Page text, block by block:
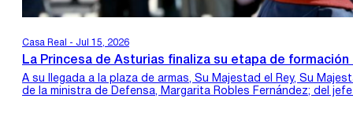
Casa Real - Jul 15, 2026
La Princesa de Asturias finaliza su etapa de
A su llegada a la plaza de armas, Su Majestad el Rey, Su
de la ministra de Defensa, Margarita Robles Fernández; del